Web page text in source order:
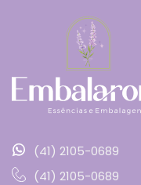
(41) 2105-0689
(41) 2105-0689